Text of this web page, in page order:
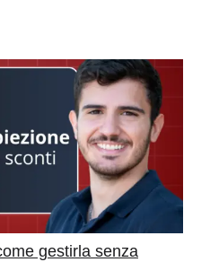
gestirla senza